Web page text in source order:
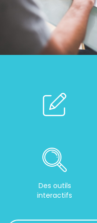
Des outils
interactifs